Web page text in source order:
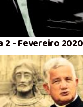
2 - Fevereiro 2020